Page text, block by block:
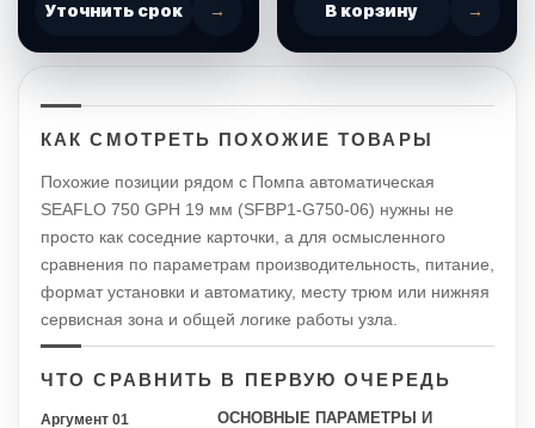
Уточнить срок → В корзину →
КАК СМОТРЕТЬ ПОХОЖИЕ ТОВАРЫ
Похожие позиции рядом с Помпа автоматическая
SEAFLO 750 GPH 19 мм (SFBP1-G750-06) нужны не
просто как соседние карточки, а для осмысленного
сравнения по параметрам производительность, питание,
формат установки и автоматику, месту трюм или нижняя
сервисная зона и общей логике работы узла.
ЧТО СРАВНИТЬ В ПЕРВУЮ ОЧЕРЕДЬ
Аргумент 01
ОСНОВНЫЕ ПАРАМЕТРЫ И